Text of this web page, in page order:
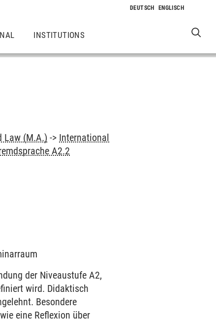
INSTITUTIONS
Law (M.A.) -> International
A2.2
der Niveaustufe A2,
wird. Didaktisch
Besondere
eine Reflexion über